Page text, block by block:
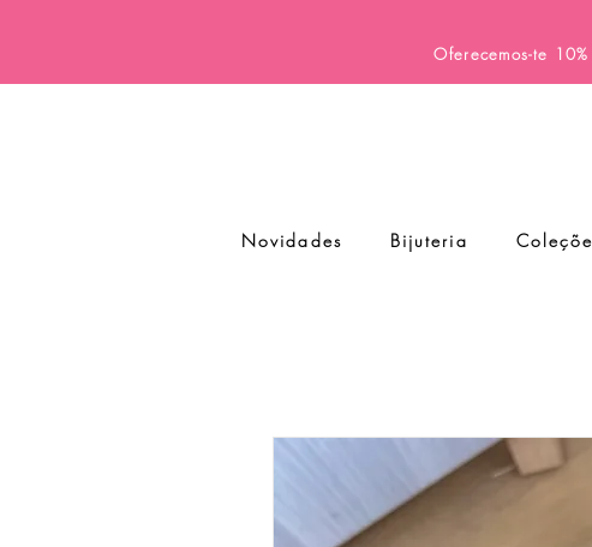
Oferecemos-te
Novidades Bijuteria